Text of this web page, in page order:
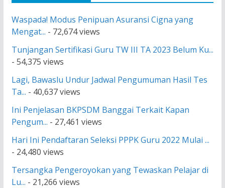
Waspada! Modus Penipuan Asuransi Cigna yang
Mengat... - 72,674 views
Tunjangan Sertifikasi Guru TW III TA 2023 Belum Ku...
- 54,375 views
Lagi, Bawaslu Undur Jadwal Pengumuman Hasil Tes
Ta... - 40,637 views
Ini Penjelasan BKPSDM Banggai Terkait Kapan
Pengum... - 27,461 views
Hari Ini Pendaftaran Seleksi PPPK Guru 2022 Mulai ...
- 24,480 views
Tersangka Pengeroyokan yang Tewaskan Pelajar di
Lu... - 21,266 views